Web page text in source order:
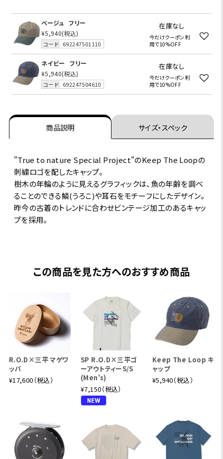
ベージュ
フリー
¥5,940(税込)
コード 692247501110
在庫なし
今だけクーポン利
用で10%OFF
ネイビー
フリー
¥5,940(税込)
コード 692247504610
在庫なし
今だけクーポン利
用で10%OFF
商品説明 サイズ・スペック
"True to nature Special Project"のKeep The Loopの
刺繍ロゴを配したキャップ。
樹木の年輪のように見えるグラフィックは、魚の年齢を調べ
ることのできる鱗(うろこ)や耳石をモチーフにしたデザイン。
昨今の古着のトレンドに合わせビンテージ加工のあるキャッ
プを採用。
この商品を見た方へのおすすめ商品
R.O.D×三平 マゲワ
ッパ
¥17,600（税込）
SP R.O.D×三平ゴ
ーアウトティーS/S
(Men's)
¥7,150（税込）
Keep The Loop キ
ャップ
¥5,940（税込）